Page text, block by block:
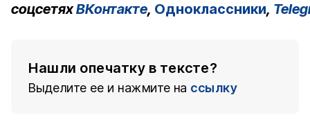
соцсетяхВКонтакте, Одноклассники,
Нашли опечатку в тексте?
Выделите ее и нажмите на ссылку